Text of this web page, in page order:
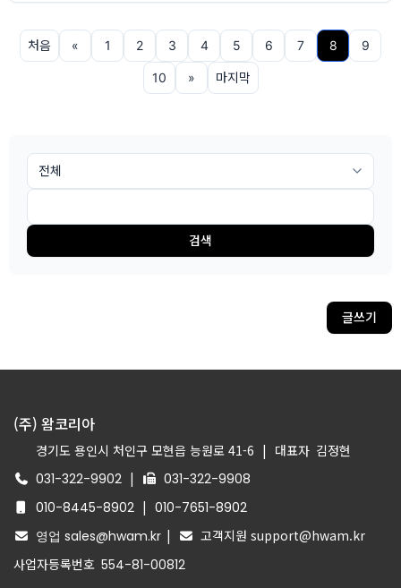
처음 « 1 2 3 4 5 6 7 8 9
10 » 마지막
검색
글쓰기
(주) 왐코리아
경기도 용인시 처인구 모현읍 능원로 41-6 | 대표자 김정현
031-322-9902 |
031-322-9908
010-8445-8902 | 010-7651-8902
영업 sales@hwam.kr |
고객지원 support@hwam.kr
사업자등록번호 554-81-00812